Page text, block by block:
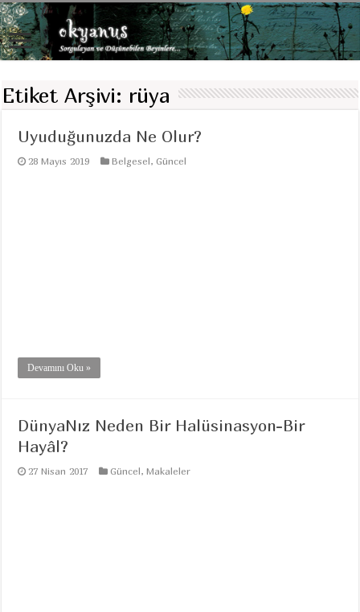
Etiket Arşivi: rüya
Uyuduğunuzda Ne Olur?
28 Mayıs 2019 Belgesel,Güncel
Devamını Oku »
DünyaNız Neden Bir Halüsinasyon-Bir
Hayâl?
27 Nisan 2017 Güncel,Makaleler